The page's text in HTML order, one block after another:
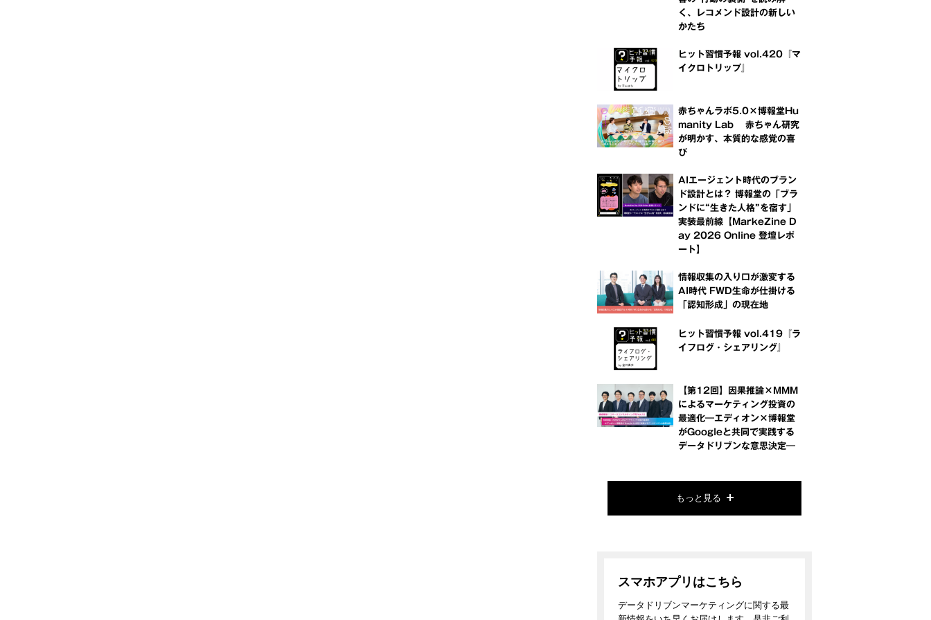
く、レコメンド設計の新しい
かたち
ヒット習慣予報 vol.420『マ
イクロトリップ』
赤ちゃんラボ5.0×博報堂Hu
manity Lab 赤ちゃん研究
が明かす、本質的な感覚の喜
び
AIエージェント時代のブラン
ド設計とは？ 博報堂の「ブラ
ンドに“生きた人格”を宿す」
実装最前線【MarkeZine D
ay 2026 Online 登壇レポ
ート】
情報収集の入り口が激変する
AI時代 FWD生命が仕掛ける
「認知形成」の現在地
ヒット習慣予報 vol.419『ラ
イフログ・シェアリング』
【第12回】因果推論×MMM
によるマーケティング投資の
最適化―エディオン×博報堂
がGoogleと共同で実践する
データドリブンな意思決定―
もっと見る
スマホアプリはこちら
データドリブンマーケティングに関する最